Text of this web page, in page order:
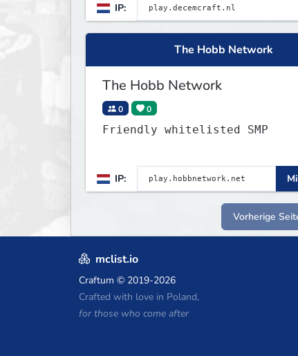
IP:
The Hobb Network
The Hobb Network
0 0
Friendly whitelisted SMP
IP:
Vorherige
mclist.io
Craftum © 2019-2026
Crafted with love in Poland,
for those who come after